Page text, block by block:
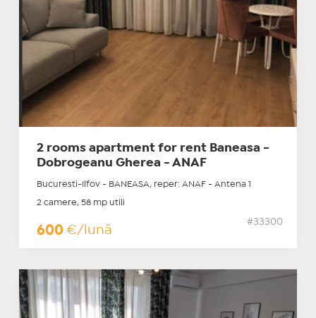
2 rooms apartment for rent Baneasa -
Dobrogeanu Gherea - ANAF
Bucuresti-Ilfov - BANEASA, reper: ANAF - Antena 1
2 camere, 58 mp utili
600 €/lună
#33300